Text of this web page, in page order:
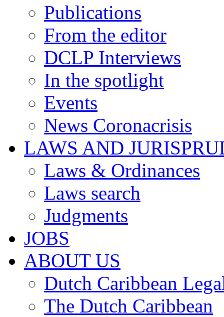
Publications
From the editor
DCLP Interviews
In the spotlight
Events
News Coronacrisis
LAWS AND
Laws & Ordinances
Laws search
Judgments
JOBS
ABOUT US
Dutch Caribbean
The Dutch Caribbean